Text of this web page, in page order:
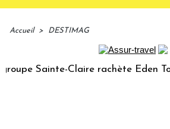
Accueil > DESTIMAG
Sainte-Claire rachète Eden Tour